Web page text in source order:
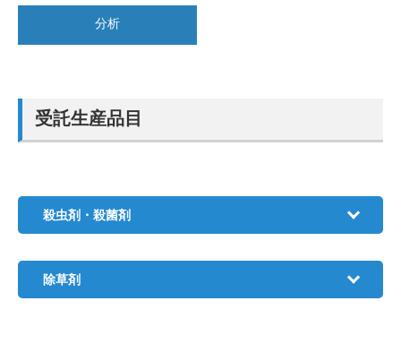
分析
受託生産品目
殺虫剤・殺菌剤
除草剤